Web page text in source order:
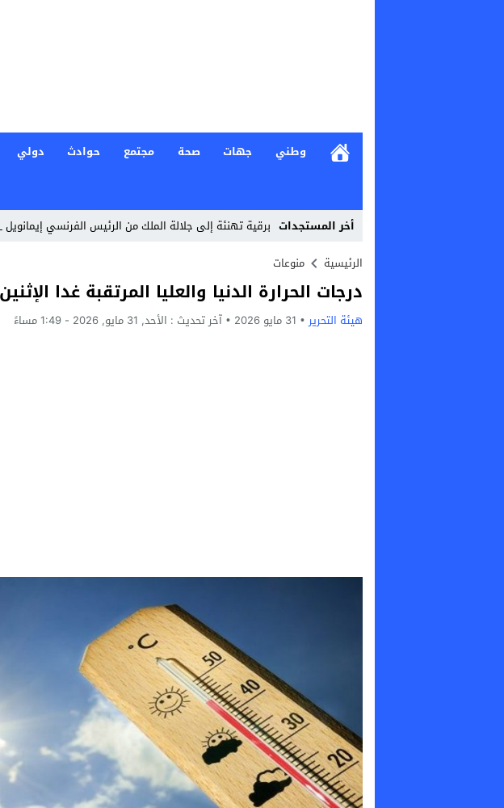
وطني جهات صحة مجتمع حوادث دولي
أخر المستجدات برقية تهنئة إلى جلالة الملك من الرئيس الفرنسي إيمانويل
Previous
Next
الرئيسية منوعات
درجات الحرارة الدنيا والعليا المرتقبة غدا الإثنين
هيئة التحرير 31 مايو 2026 آخر تحديث : الأحد, 31 مايو, 2026 - 1:49 مساءً